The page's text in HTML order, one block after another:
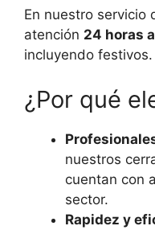
En nuestro servicio
atención 24 horas
incluyendo festivos.
¿Por qué
nuestros
cuentan con
sector.
Rapidez y